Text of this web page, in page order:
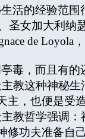
活的经验范围
圣女加大利纳
de
毒，而且有的
教这种神秘生
主，也便是受
教哲学强调：
修功夫准备自